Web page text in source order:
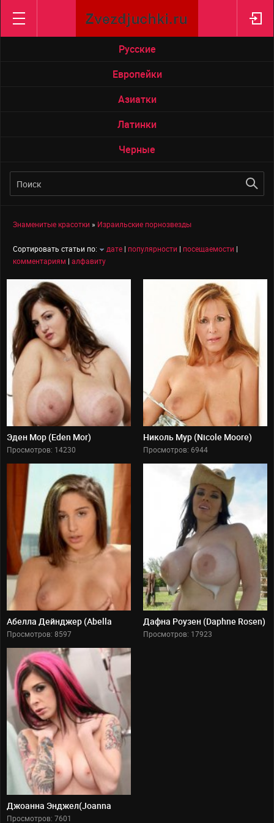
Трансексуалы
Черненькие
Китай
Индия
Филлипины
Израиль
ЕВРОПА
Германия
Франция
Италия
Великобритания
Венгрия
Чехия
Словакия
Польша
Испания
Швеция
Румыния
Сербия
Латинская Америка
Бразилия
Аргентина
Мексика
Колумбия
Куба
Пуэрто Рико
КИНОЗВЕЗДЫ
Русские
Зарубежные
Голливудские
Русские
Европейки
Азиатки
Латинки
Черные
Знаменитые красотки » Израильские порнозвезды
Сортировать статьи по: дате | популярности | посещаемости |
комментариям | алфавиту
Эден Мор (Eden Mor)
Просмотров: 14230
Николь Мур (Nicole Moore)
Просмотров: 6944
Абелла Дейнджер (Abella
Danger)
Просмотров: 8597
Дафна Роузен (Daphne Rosen)
Просмотров: 17923
Джоанна Энджел(Joanna
Angel)
Просмотров: 7601